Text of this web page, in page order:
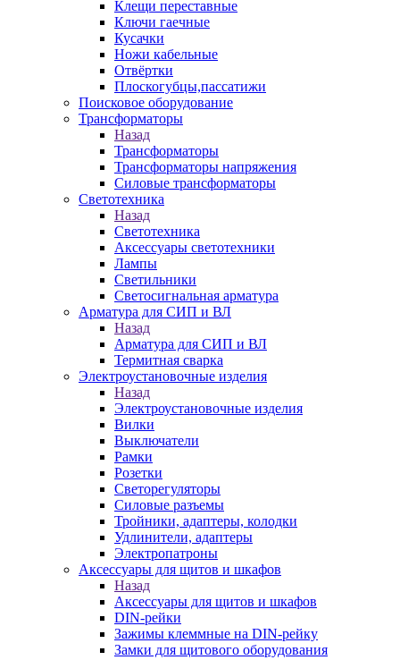
Клещи переставные
Ключи гаечные
Кусачки
Ножи кабельные
Отвёртки
Плоскогубцы,пассатижи
Поисковое оборудование
Трансформаторы
Назад
Трансформаторы
Трансформаторы напряжения
Силовые трансформаторы
Светотехника
Назад
Светотехника
Аксессуары светотехники
Лампы
Светильники
Светосигнальная арматура
Арматура для СИП и ВЛ
Назад
Арматура для СИП и ВЛ
Термитная сварка
Электроустановочные изделия
Назад
Электроустановочные изделия
Вилки
Выключатели
Рамки
Розетки
Светорегуляторы
Силовые разъемы
Тройники, адаптеры, колодки
Удлинители, адаптеры
Электропатроны
Аксессуары для щитов и шкафов
Назад
Аксессуары для щитов и шкафов
DIN-рейки
Зажимы клеммные на DIN-рейку
Замки для щитового оборудования